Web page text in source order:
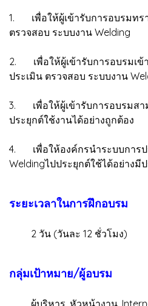
1. เพื่อให้ผู้เข้ารับการอบรมทร
ตรวจสอบ ระบบงาน Welding
2. เพื่อให้ผู้เข้ารับการอบรมเข้
ประเมิน ตรวจสอบ ระบบงาน
3. เพื่อให้ผู้เข้ารับการอบรมสา
ประยุกต์ใช้งานได้อย่างถูกต้อง
4. เพื่อให้องค์กรนำระบบการป
Weldingไปประยุกต์ใช้ได้อย่าง
ระยะเวลาในการฝึกอบรม
2 วัน (วันละ 12 ชั่วโมง)
กลุ่มเป้าหมาย/ผู้อบรม
ผู้บริหาร, หัวหน้างาน,